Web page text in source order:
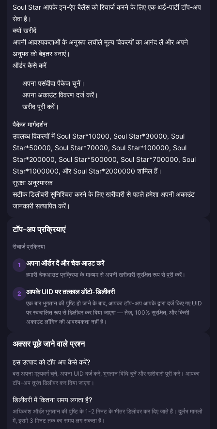
Soul Star आपके इन-ऐप बैलेंस को रिचार्ज करने के लिए एक थर्ड-पार्टी टॉप-अप
सेवा है।
क्यों खरीदें
अपनी आवश्यकताओं के अनुरूप लचीले मूल्य विकल्पों का आनंद लें और अपने
अनुभव को बेहतर बनाएं।
ऑर्डर कैसे करें
अपना पसंदीदा पैकेज चुनें।
अपना अकाउंट विवरण दर्ज करें।
खरीद पूरी करें।
पैकेज मार्गदर्शन
उपलब्ध विकल्पों में Soul Star*10000, Soul Star*30000, Soul
Star*50000, Soul Star*70000, Soul Star*100000, Soul
Star*200000, Soul Star*500000, Soul Star*700000, Soul
Star*1000000, और Soul Star*2000000 शामिल हैं।
सुरक्षा अनुस्मारक
सटीक डिलीवरी सुनिश्चित करने के लिए खरीदारी से पहले हमेशा अपनी अकाउंट
जानकारी सत्यापित करें।
टॉप-अप प्रक्रियाएं
रीचार्ज प्रक्रिया
1 अपना ऑर्डर दें और चेक आउट करें
हमारी चेकआउट प्रक्रिया के माध्यम से अपनी खरीदारी सुरक्षित रूप से पूरी करें।
2 आपके UID पर तत्काल ऑटो-डिलीवरी
एक बार भुगतान की पुष्टि हो जाने के बाद, आपका टॉप-अप आपके द्वारा दर्ज किए गए UID
पर स्वचालित रूप से डिलीवर कर दिया जाएगा — तेज़, 100% सुरक्षित, और किसी
अकाउंट लॉगिन की आवश्यकता नहीं है।
अक्सर पूछे जाने वाले प्रश्न
इस उत्पाद को टॉप अप कैसे करें?
बस अपना मूल्यवर्ग चुनें, अपना UID दर्ज करें, भुगतान विधि चुनें और खरीदारी पूरी करें। आपका
टॉप-अप तुरंत डिलीवर कर दिया जाएगा।
डिलीवरी में कितना समय लगता है?
अधिकांश ऑर्डर भुगतान की पुष्टि के 1-2 मिनट के भीतर डिलीवर कर दिए जाते हैं। दुर्लभ मामलों
में, इसमें 3 मिनट तक का समय लग सकता है।